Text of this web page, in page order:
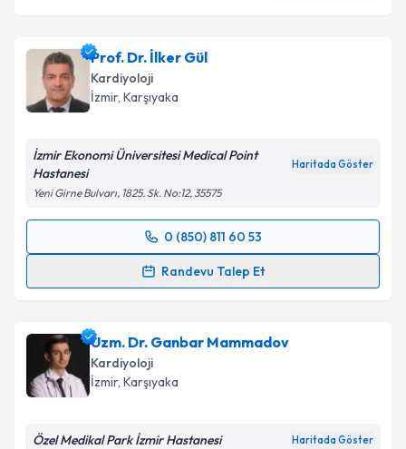
Prof. Dr. İlker Gül
Kardiyoloji
İzmir, Karşıyaka
İzmir Ekonomi Üniversitesi Medical Point
Hastanesi
Haritada Göster
Yeni Girne Bulvarı, 1825. Sk. No:12, 35575
0 (850) 811 60 53
Randevu Talep Et
Randevu Takvimi Talebi
takvim hazırlandığında e-posta ile bilgilendireceğiz.
E-posta Adresiniz
Uzm. Dr. Ganbar Mammadov
Kardiyoloji
İzmir, Karşıyaka
Özel Medikal Park İzmir Hastanesi Haritada Göster